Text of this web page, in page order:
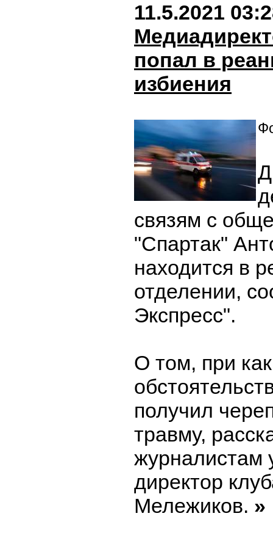
11.5.2021
попал в
избиения
связям с
"Спартак"
находится в
отделении,
Экспресс".
О том, при
получил
травму,
журналистам
директор
Мележиков. »